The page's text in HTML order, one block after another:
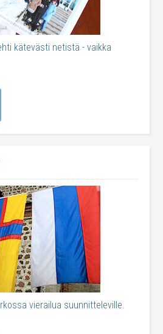
kätevästi netistä - vaikka
vierailua suunnitteleville.